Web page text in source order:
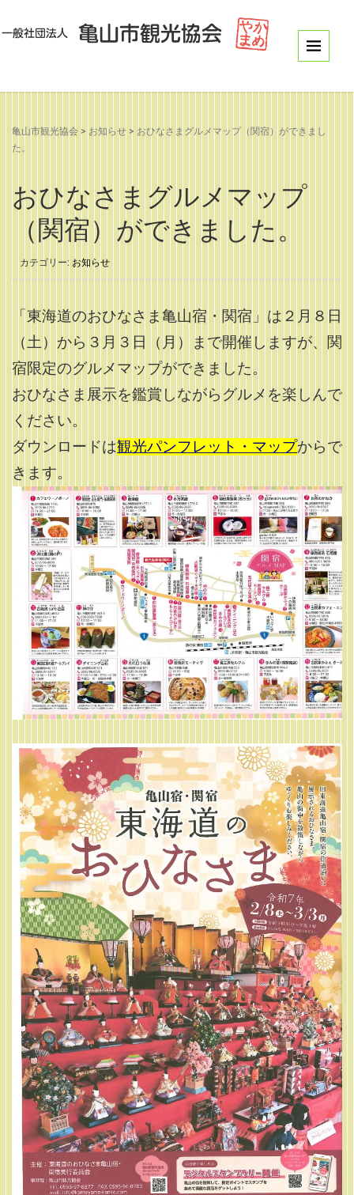
亀山市観光協会 > お知らせ > おひなさまグルメマップ（関宿）ができまし
た。
おひなさまグルメマップ
（関宿）ができました。
カテゴリー: お知らせ
「 東海道のおひなさま亀山宿・関宿」は２月８日
（土）から３月３日（月）まで開催しますが、関
宿限定のグルメマップができました。
おひなさま展示を鑑賞しながらグルメを楽しんで
ください。
ダウンロードは観光パンフレット・マップからで
きます。